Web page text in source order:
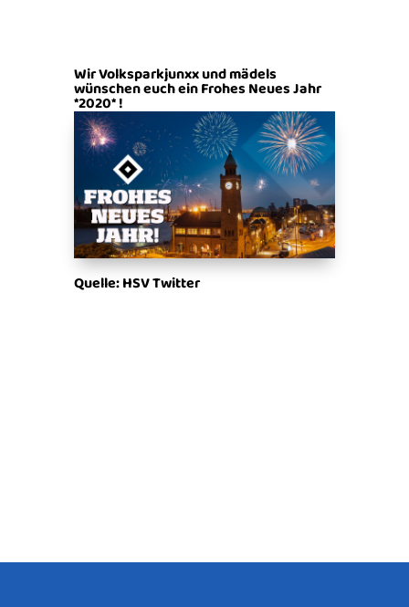
Wir Volksparkjunxx und mädels
wünschen euch ein Frohes Neues Jahr
*2020* !
Quelle: HSV Twitter